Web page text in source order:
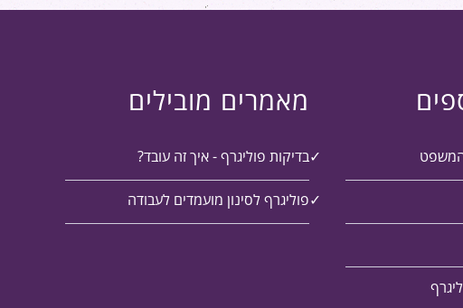
המשפט
מאמרים מובילים
בדיקות פוליגרף - איך זה עובד?
פוליגרף לסינון מועמדים לעבודה